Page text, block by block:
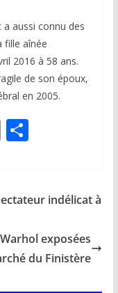
aussi connu des
fille aînée
2016 à 58 ans.
de son époux,
en 2005.
C
y
n
k
P
g indélicat à
exposées
du Finistère